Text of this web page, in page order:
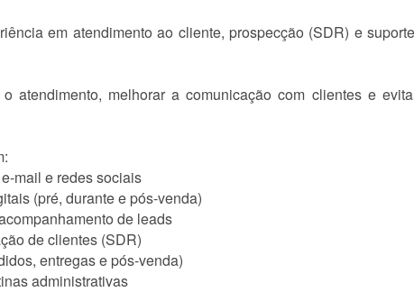
em atendimento ao cliente, prospecção (SDR) e
atendimento, melhorar a comunicação com clientes e
mail e redes sociais
(pré, durante e pós-venda)
de leads
de clientes (SDR)
entregas e pós-venda)
administrativas